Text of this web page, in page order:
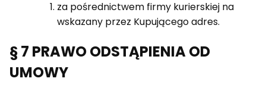
za pośrednictwem firmy kurierskiej na
wskazany przez Kupującego adres.
§ 7 PRAWO ODSTĄPIENIA OD
UMOWY